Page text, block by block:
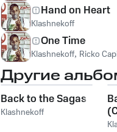
Hand on Heart
Klashnekoff
One Time
Klashnekoff, Ricko
Другие
Back to the Sagas
Klashnekoff